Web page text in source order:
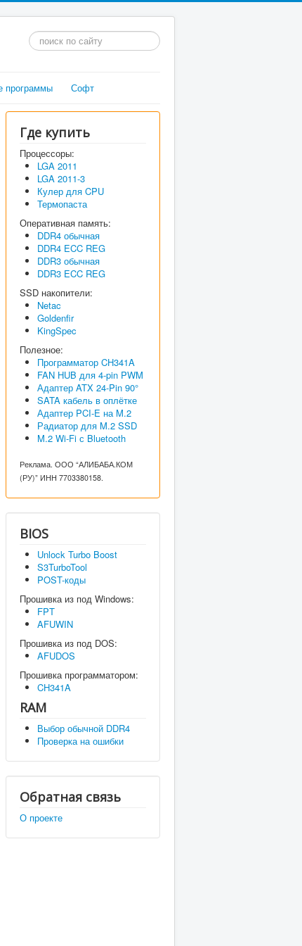
Искать...
программы Софт
Где купить
Процессоры:
LGA 2011
LGA 2011-3
Кулер для CPU
Термопаста
Оперативная память:
DDR4 обычная
DDR4 ECC REG
DDR3 обычная
DDR3 ECC REG
SSD накопители:
Netac
Goldenfir
KingSpec
Полезное:
Программатор CH341A
FAN HUB для 4-pin PWM
Адаптер ATX 24-Pin 90°
SATA кабель в оплётке
Адаптер PCI-E на M.2
Радиатор для M.2 SSD
M.2 Wi-Fi с Bluetooth
Реклама. ООО “АЛИБАБА.КОМ
(РУ)” ИНН 7703380158.
BIOS
Unlock Turbo Boost
S3TurboTool
POST-коды
Прошивка из под Windows:
FPT
AFUWIN
Прошивка из под DOS:
AFUDOS
Прошивка программатором:
CH341A
RAM
Выбор обычной DDR4
Проверка на ошибки
Обратная связь
О проекте